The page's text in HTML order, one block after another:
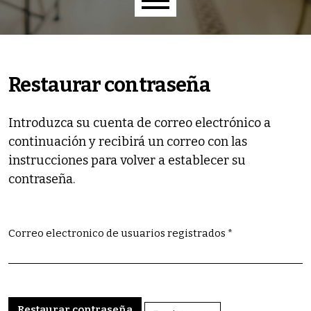
Menú principal
Restaurar contraseña
Introduzca su cuenta de correo electrónico a
continuación y recibirá un correo con las
instrucciones para volver a establecer su
contraseña.
Correo electronico de usuarios registrados *